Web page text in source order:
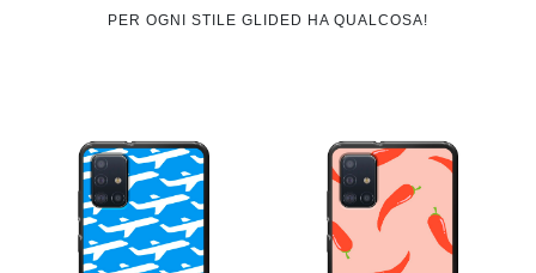
PER OGNI STILE GLIDED HA QUALCOSA!